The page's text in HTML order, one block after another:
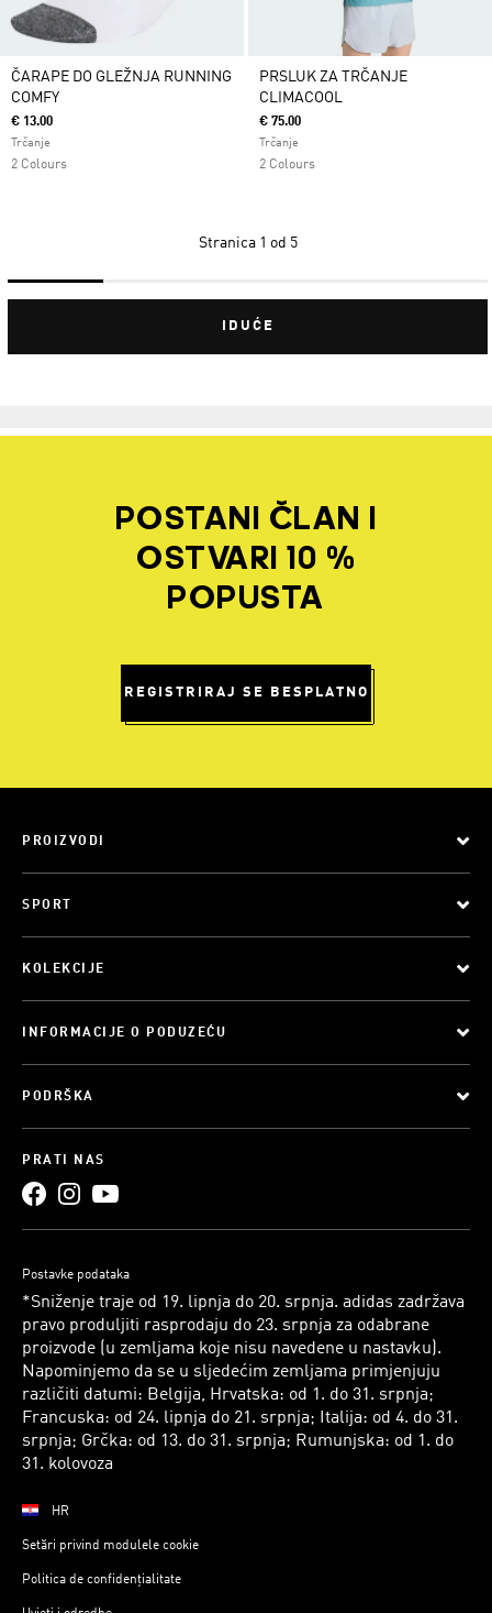
ČARAPE DO GLEŽNJA RUNNING
COMFY
€ 13.00
Trčanje
2 Colours
PRSLUK ZA TRČANJE
CLIMACOOL
€ 75.00
Trčanje
2 Colours
Stranica 1 od 5
IDUĆE
POSTANI ČLAN I
OSTVARI 10 %
POPUSTA
REGISTRIRAJ SE BESPLATNO
PROIZVODI
SPORT
KOLEKCIJE
INFORMACIJE O PODUZEĆU
PODRŠKA
PRATI NAS
Postavke podataka
*Sniženje traje od 19. lipnja do 20. srpnja. adidas zadržava
pravo produljiti rasprodaju do 23. srpnja za odabrane
proizvode (u zemljama koje nisu navedene u nastavku).
Napominjemo da se u sljedećim zemljama primjenjuju
različiti datumi: Belgija, Hrvatska: od 1. do 31. srpnja;
Francuska: od 24. lipnja do 21. srpnja; Italija: od 4. do 31.
srpnja; Grčka: od 13. do 31. srpnja; Rumunjska: od 1. do
31. kolovoza
HR
Setări privind modulele cookie
Politica de confidențialitate